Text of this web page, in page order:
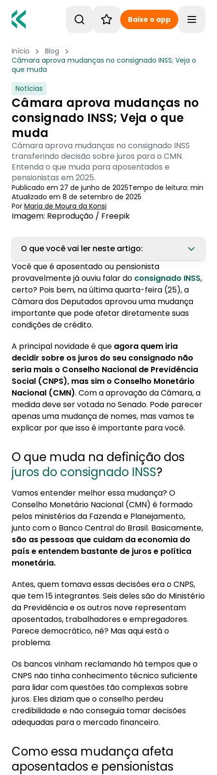
Baixe o app
Início
Blog
Câmara aprova mudanças no consignado INSS; Veja o
que muda
Notícias
Câmara aprova mudanças no
consignado INSS; Veja o que
muda
Câmara aprova mudanças no consignado INSS
transferindo decisão sobre juros para o CMN.
Entenda o que muda para aposentados e
pensionistas em 2025.
Publicado em 27 de junho de 2025Tempo de leitura: min
Atualizado em 8 de setembro de 2025
Por Maria de Moura da Konsi
Imagem: Reprodução / Freepik
O que você vai ler neste artigo:
1. O que muda na definição dos juros do
consignado INSS?
2. Como essa mudança afeta aposentados e
pensionistas
2.1. O que você pode esperar com essas
mudanças:
3. Dicas práticas para você escolher melhor
3.1. O que você deve sempre verificar:
Você que é aposentado ou pensionista
provavelmente já ouviu falar do consignado INSS,
certo? Pois bem, na última quarta-feira (25), a
Câmara dos Deputados aprovou uma mudança
importante que pode afetar diretamente suas
condições de crédito.
A principal novidade é que agora quem iria
decidir sobre os juros do seu consignado não
seria mais o Conselho Nacional de Previdência
Social (CNPS), mas sim o Conselho Monetário
Nacional (CMN). Com a aprovação da Câmara, a
medida deve ser votada no Senado. Pode parecer
apenas uma mudança de nomes, mas vamos te
explicar por que isso é importante para você.
O que muda na definição dos
juros do consignado INSS?
Vamos entender melhor essa mudança? O
Conselho Monetário Nacional (CMN) é formado
pelos ministérios da Fazenda e Planejamento,
junto com o Banco Central do Brasil. Basicamente,
são as pessoas que cuidam da economia do
país e entendem bastante de juros e política
monetária.
Antes, quem tomava essas decisões era o CNPS,
que tem 15 integrantes. Seis deles são do Ministério
da Previdência e os outros nove representam
aposentados, trabalhadores e empregadores.
Parece democrático, né? Mas aqui está o
problema.
Os bancos vinham reclamando há tempos que o
CNPS não tinha conhecimento técnico suficiente
para lidar com questões tão complexas sobre
juros. Eles diziam que o conselho perdeu
credibilidade e não conseguia tomar decisões
adequadas para o mercado financeiro.
Como essa mudança afeta
aposentados e pensionistas